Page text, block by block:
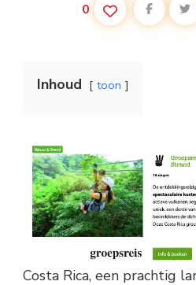
0
Inhoud toon
Costa Rica, een prachtig